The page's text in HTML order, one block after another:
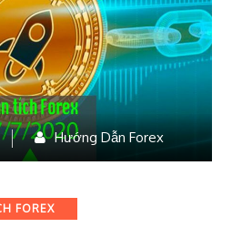
Hướng Dẫn Forex
FOREX